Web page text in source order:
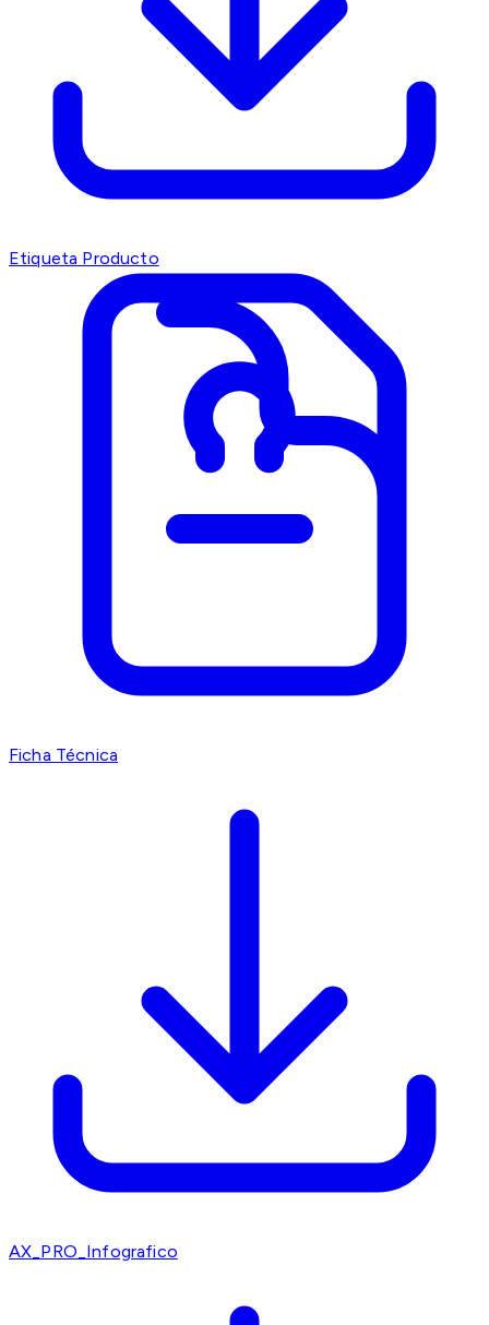
Etiqueta Producto
Ficha Técnica
AX_PRO_Infografico